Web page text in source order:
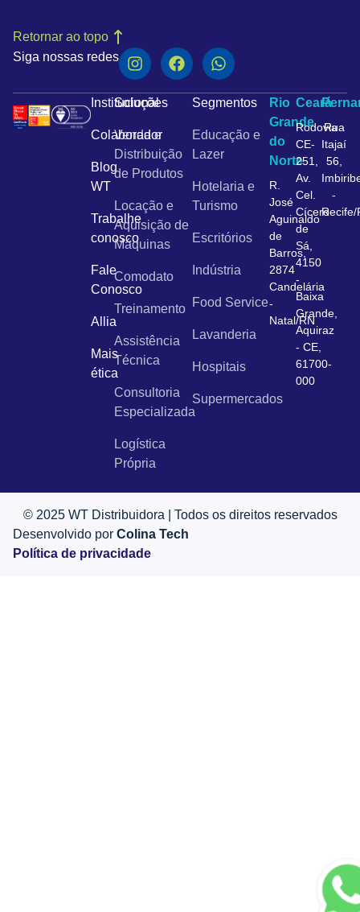
Siga nossas redes
Retornar ao topo
Institucional
Colaborador
Blog
WT
Trabalhe
conosco
Fale
Conosco
Allia
Mais
ética
Soluções
Venda e
Distribuição
de Produtos
Locação e
Aquisição de
Máquinas
Comodato
Treinamento
Assistência
Técnica
Consultoria
Especializada
Logística
Própria
Segmentos
Educação e
Lazer
Hotelaria e
Turismo
Escritórios
Indústria
Food Service
Lavanderia
Hospitais
Supermercados
Rio
Grande
do
Norte
R.
José
Aguinaldo
de
Barros,
2874
Candelária
-
Natal/RN
Ceará
Rodovia
CE-
251,
Av.
Cel.
Cícero
de
Sá,
4150
-
Baixa
Grande,
Aquiraz
- CE,
61700-
000
Rua
Itajaí
56,
-
Recife/
© 2025 WT Distribuidora | Todos os direitos reservados
Desenvolvido por Colina Tech
Política de privacidade